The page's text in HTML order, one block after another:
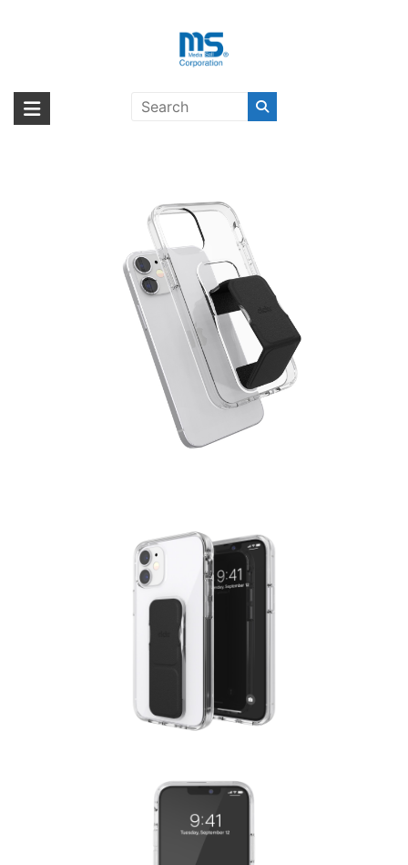
海外輸入ブランド商品｜株式会社
海外事業部が取り揃えている海外輸入商品には、日本では珍しい「海外ブ
ランド」をはじめ「ユニークな商品」「機能的な商品」「コストパフォー
mini Clear/Black〔クリッカー〕